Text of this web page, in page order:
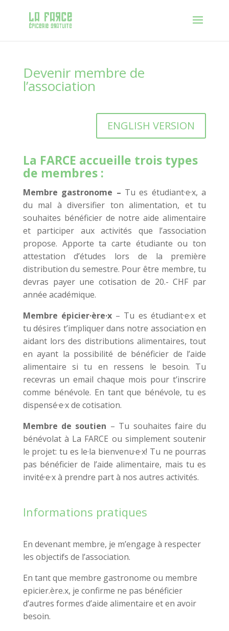
Devenir membre de
l’association
ENGLISH VERSION
La FARCE accueille trois types
de membres :
Membre gastronome – Tu es étudiant·e·x, a
du mal à diversifier ton alimentation, et tu
souhaites bénéficier de notre aide alimentaire
et participer aux activités que l’association
propose. Apporte ta carte étudiante ou ton
attestation d’études lors de la première
distribution du semestre. Pour être membre, tu
devras payer une cotisation de 20.- CHF par
année académique.
Membre épicier·ère·x – Tu es étudiant·e·x et
tu désires t’impliquer dans notre association en
aidant lors des distributions alimentaires, tout
en ayant la possibilité de bénéficier de l’aide
alimentaire si tu en ressens le besoin. Tu
recevras un email chaque mois pour t’inscrire
comme bénévole. En tant que bénévole, tu es
dispensé·e·x de cotisation.
Membre de soutien – Tu souhaites faire du
bénévolat à La FARCE ou simplement soutenir
le projet: tu es le·la bienvenu·e·x! Tu ne pourras
pas bénéficier de l’aide alimentaire, mais tu es
invité·e·x à prendre part à nos autres activités.
Informations pratiques
En devenant membre, je m’engage à respecter
les objectifs de l’association.
En tant que membre gastronome ou membre
epicier.ère.x, je confirme ne pas bénéficier
d’autres formes d’aide alimentaire et en avoir
besoin.